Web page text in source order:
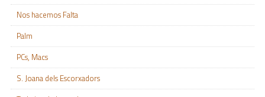
Nos hacemos Falta
Palm
PCs, Macs
S. Joana dels Escorxadors